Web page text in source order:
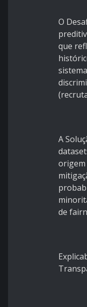
O
que
A
origem
de